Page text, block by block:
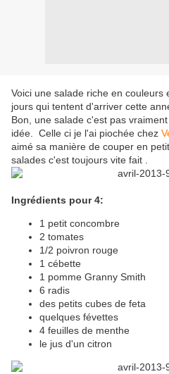
Voici une salade riche en couleurs
jours qui tentent d'arriver cette
Bon, une salade c'est pas
idée. Celle ci je l'ai piochée chez
aimé sa manière de couper en
salades c'est toujours vite fait .
Ingrédients pour 4:
1 petit concombre
2 tomates
1/2 poivron rouge
1 cébette
1 pomme Granny Smith
6 radis
des petits cubes de feta
quelques févettes
4 feuilles de menthe
le jus d'un citron